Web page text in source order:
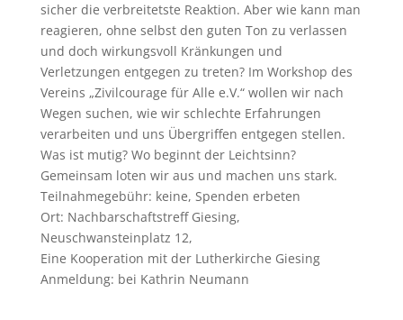
sicher die verbreitetste Reaktion. Aber wie kann man
reagieren, ohne selbst den guten Ton zu verlassen
und doch wirkungsvoll Kränkungen und
Verletzungen entgegen zu treten? Im Workshop des
Vereins „Zivilcourage für Alle e.V.“ wollen wir nach
Wegen suchen, wie wir schlechte Erfahrungen
verarbeiten und uns Übergriffen entgegen stellen.
Was ist mutig? Wo beginnt der Leichtsinn?
Gemeinsam loten wir aus und machen uns stark.
Teilnahmegebühr: keine, Spenden erbeten
Ort: Nachbarschaftstreff Giesing,
Neuschwansteinplatz 12,
Eine Kooperation mit der Lutherkirche Giesing
Anmeldung: bei Kathrin Neumann